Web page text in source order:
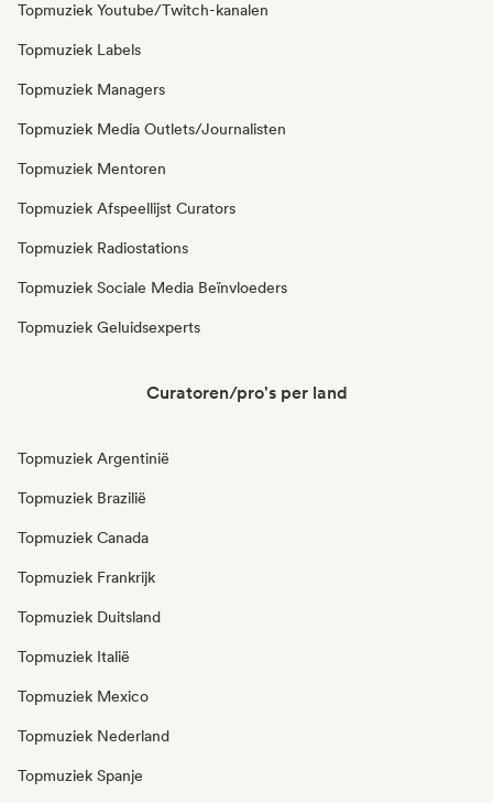
Topmuziek Youtube/Twitch-kanalen
Topmuziek Labels
Topmuziek Managers
Topmuziek Media Outlets/Journalisten
Topmuziek Mentoren
Topmuziek Afspeellijst Curators
Topmuziek Radiostations
Topmuziek Sociale Media Beïnvloeders
Topmuziek Geluidsexperts
Curatoren/pro's per land
Topmuziek Argentinië
Topmuziek Brazilië
Topmuziek Canada
Topmuziek Frankrijk
Topmuziek Duitsland
Topmuziek Italië
Topmuziek Mexico
Topmuziek Nederland
Topmuziek Spanje